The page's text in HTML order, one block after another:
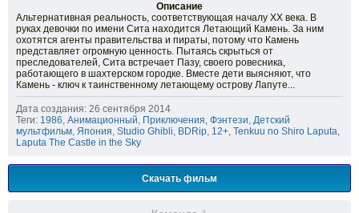
Описание
Альтернативная реальность, соответствующая началу XX века. В
руках девочки по имени Сита находится Летающий Камень. За ним
охотятся агенты правительства и пираты, потому что Камень
представляет огромную ценность. Пытаясь скрыться от
преследователей, Сита встречает Пазу, своего ровесника,
работающего в шахтерском городке. Вместе дети выясняют, что
Камень - ключ к таинственному летающему острову Лапуте...
Дата создания: 26 сентября 2014
Теги: 1986, Анимационный, Приключения, Фэнтези, Детский
мультфильм, Япония, Studio Ghibli, BDRip, 12+, Tenkuu no Shiro Laputa,
Laputa The Castle in the Sky
Скачать фильм